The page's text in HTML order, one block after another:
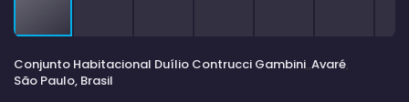
Conjunto Habitacional Duílio Contrucci Gambini Avaré
São Paulo, Brasil